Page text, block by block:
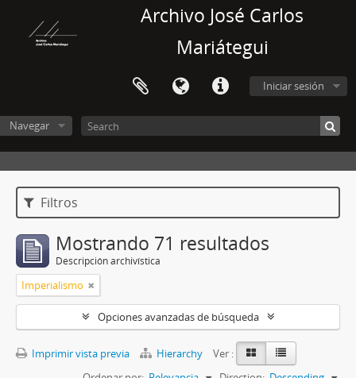
Archivo José Carlos
Mariátegui
Iniciar sesión
Navegar
Filtros
Mostrando 71 resultados
Descripción archivística
Imperialismo
Opciones avanzadas de búsqueda
Imprimir vista previa Hierarchy
Ver :